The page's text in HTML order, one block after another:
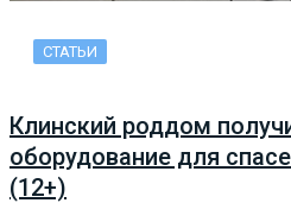
СТАТЬИ
Клинский роддом
оборудование для
(12+)